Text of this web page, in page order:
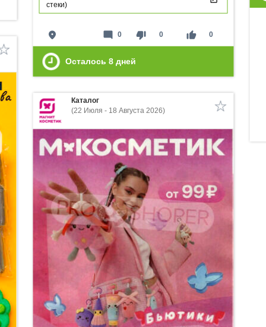
стеки)
place thumb_down 0 thumb_up 0
mode_comment 0
Осталось 8 дней
Каталог
(22 Июля - 18 Августа 2026)